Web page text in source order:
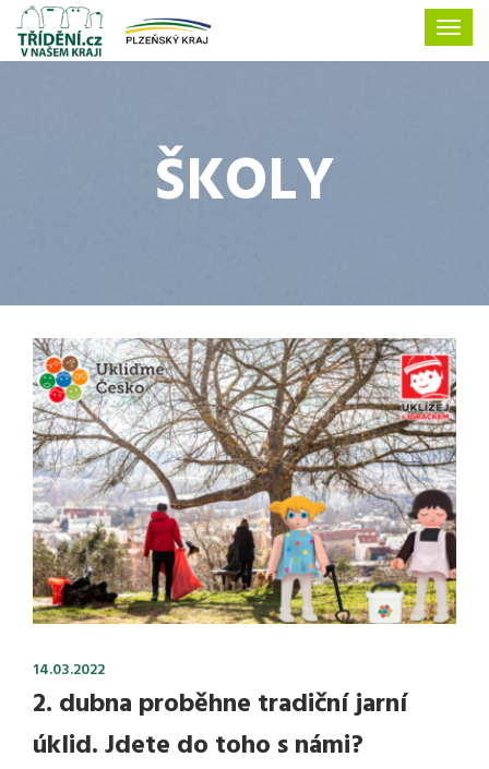
ŠKOLY
14.03.2022
2. dubna proběhne tradiční jarní
úklid. Jdete do toho s námi?